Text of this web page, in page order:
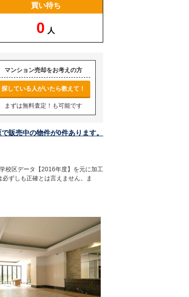
買い待ち
0 人
マンション売却をお考えの方
探している人がいたら教えて！
まずは無料査定！も可能です
販売中の物件が0件あります。
校区データ【2016年度】を元に加工
ずしも正確とは言えません。ま